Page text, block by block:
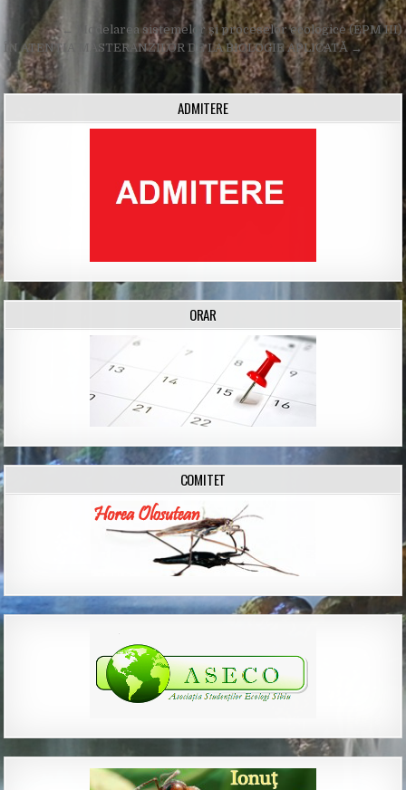
Post
navigation
← Modelarea sistemelor și proceselor ecologice (EPM III)
ÎN ATENŢIA MASTERANZILOR DE LA BIOLOGIE APLICATĂ →
ADMITERE
ORAR
COMITET